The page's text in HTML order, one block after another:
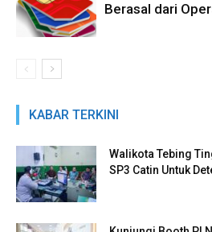
Berasal dari
KABAR TERKINI
Walikota Tebing
SP3 Catin Untuk